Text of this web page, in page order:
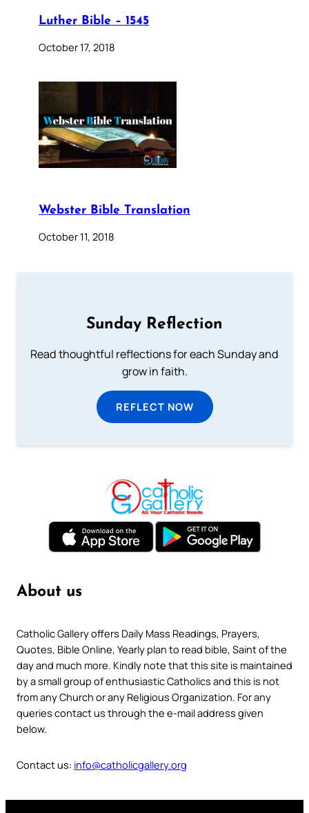
Luther Bible – 1545
October 17, 2018
Webster Bible Translation
October 11, 2018
Sunday Reflection
Read thoughtful reflections for each Sunday and
grow in faith.
REFLECT NOW
About us
Catholic Gallery offers Daily Mass Readings, Prayers,
Quotes, Bible Online, Yearly plan to read bible, Saint of the
day and much more. Kindly note that this site is maintained
by a small group of enthusiastic Catholics and this is not
from any Church or any Religious Organization. For any
queries contact us through the e-mail address given
below.
Contact us: info@catholicgallery.org